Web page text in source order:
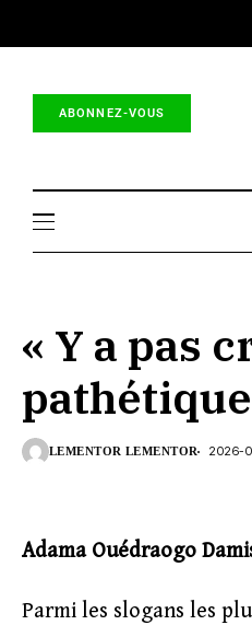
ABONNEZ-VOUS
« Y a pas
LEMENTOR LEMENTOR 2026-
Adama Ouédraogo
Parmi les slogans les